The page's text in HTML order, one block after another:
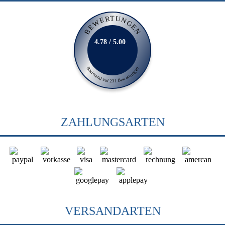
BEWERTUNGEN
Basierend auf 231 Bewertungen
4.78 / 5.00
ZAHLUNGSARTEN
VERSANDARTEN